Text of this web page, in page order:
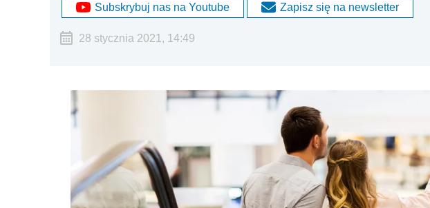
Subskrybuj nas na Youtube Zapisz się na newsletter
28 stycznia 2021, 14:49